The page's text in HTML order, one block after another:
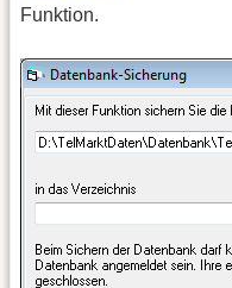
Funktion.